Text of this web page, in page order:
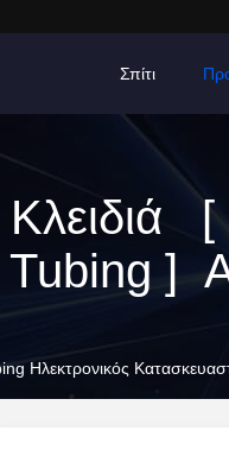
Σπίτι
Κλειδιά
Tubing ]
Ηλεκτρονικός